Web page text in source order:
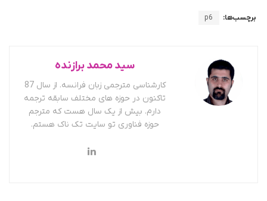
برچسب‌ها: p6
سید محمد برازنده
کارشناسی مترجمی زبان فرانسه. از سال 87
تاکنون در حوزه های مختلف سابقه ترجمه
دارم. بیش از یک سال هست که مترجم
حوزه فناوری تو سایت تک ناک هستم.